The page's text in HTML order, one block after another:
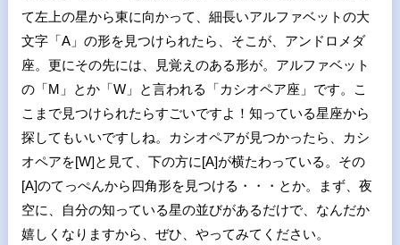
て左上の星から東に向かって、細長いアルファベットの大
文字「A」の形を見つけられたら、そこが、アンドロメダ
座。更にその先には、見覚えのある形が。アルファベット
の「M 」とか「W」と言われる「カシオペア座」です。こ
こまで見つけられたらすごいですよ！知っている星座から
探してもいいですしね。カシオペアが見つかったら、カシ
オペアを[W]と見て、下の方に[A]が横たわっている。その
[A]のてっぺんから四角形を見つける・・・とか。まず、夜
空に、自分の知っている星の並びがあるだけで、なんだか
嬉しくなりますから、ぜひ、やってみてください。